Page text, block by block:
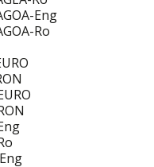
Eng
Ro